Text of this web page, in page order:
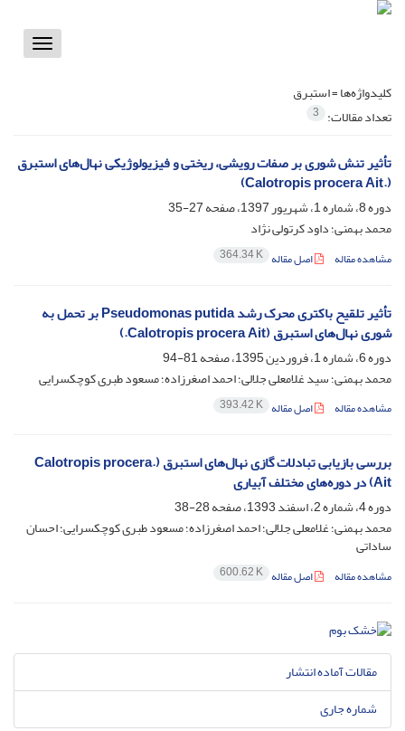
Toggle
کلیدواژه‌ها =استبرق
تعداد مقالات: 3
تأثیر تنش شوری بر صفات رویشی، ریختی و فیزیولوژیکی نهال‌های استبرق
(.Calotropis procera Ait)
دوره 8، شماره 1، شهریور 1397، صفحه
27-35
محمد بهمنی؛ داود کرتولی نژاد
مشاهده مقاله اصل مقاله 364.34 K
تأثیر تلقیح باکتری محرک رشد Pseudomonas putida بر تحمل به
شوری نهال‌های استبرق (Calotropis procera Ait.)
دوره 6، شماره 1، فروردین 1395، صفحه
81-94
محمد بهمنی؛ سید غلامعلی جلالی؛ احمد اصغرزاده؛ مسعود طبری کوچکسرایی
مشاهده مقاله اصل مقاله 393.42 K
بررسی بازیابی تبادلات گازی نهال‌های استبرق (.Calotropis procera
Ait) در دوره‌های مختلف آبیاری
دوره 4، شماره 2، اسفند 1393، صفحه
28-38
محمد بهمنی؛ غلامعلی جلالی؛ احمد اصغرزاده؛ مسعود طبری کوچکسرایی؛ احسان
ساداتی
مشاهده مقاله اصل مقاله 600.62 K
مقالات آماده انتشار
شماره جاری